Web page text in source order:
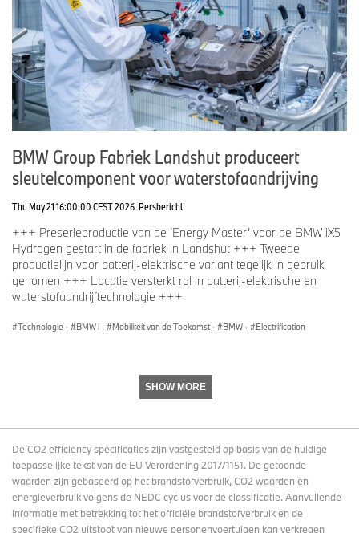
BMW Group Fabriek Landshut produceert
sleutelcomponent voor waterstofaandrijving
Thu May 21 16:00:00 CEST 2026 Persbericht
+++ Preserieproductie van de ‘Energy Master’ voor de BMW iX5
Hydrogen gestart in de fabriek in Landshut +++ Tweede
productielijn voor batterij-elektrische variant tegelijk in gebruik
genomen +++ Locatie versterkt rol in batterij-elektrische en
waterstofaandrijftechnologie +++
Technologie · BMW i · Mobiliteit van de Toekomst · BMW · Electrification
SHOW MORE
De CO2 efficiency specificaties zijn vastgesteld op basis van de huidige
toepasselijke tekst van de EU Verordening 2017/1151. De getoonde
waarden zijn gebaseerd op het brandstofverbruik, CO2 waarden en
energieverbruik volgens de NEDC cyclus voor de classificatie. Aanvullende
informatie met betrekking tot het officiële brandstofverbruik en de
specifieke CO2 uitstoot van nieuwe personenvoertuigen kan verkregen